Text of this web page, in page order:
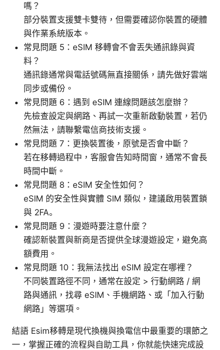
嗎？
部分裝置支援雙卡雙待，但需要確認你裝置的硬體
與作業系統版本。
常見問題 5：eSIM 移轉會不會丟失通訊錄與資
料？
通訊錄通常與電話號碼無直接關係，請先做好雲端
同步或備份。
常見問題 6：遇到 eSIM 連線問題該怎麼辦？
先檢查設定與網路、再試一次重新啟動裝置，若仍
然無法，請聯繫電信商技術支援。
常見問題 7：更換裝置後，原號是否會中斷？
若在移轉過程中，客服會告知時間窗，通常不會長
時間中斷。
常見問題 8：eSIM 安全性如何？
eSIM 的安全性與實體 SIM 類似，建議啟用裝置鎖
與 2FA。
常見問題 9：漫遊時要注意什麼？
確認新裝置與新商是否提供全球漫遊設定，避免高
額費用。
常見問題 10：我無法找出 eSIM 設定在哪裡？
不同裝置路徑不同，通常在設定 > 行動網路 / 網
路與通訊，找尋 eSIM、手機網路、或「加入行動
網路」等選項。
結語 Esim移轉是現代換機與換電信中最重要的環節之
一，掌握正確的流程與自助工具，你就能快速完成設